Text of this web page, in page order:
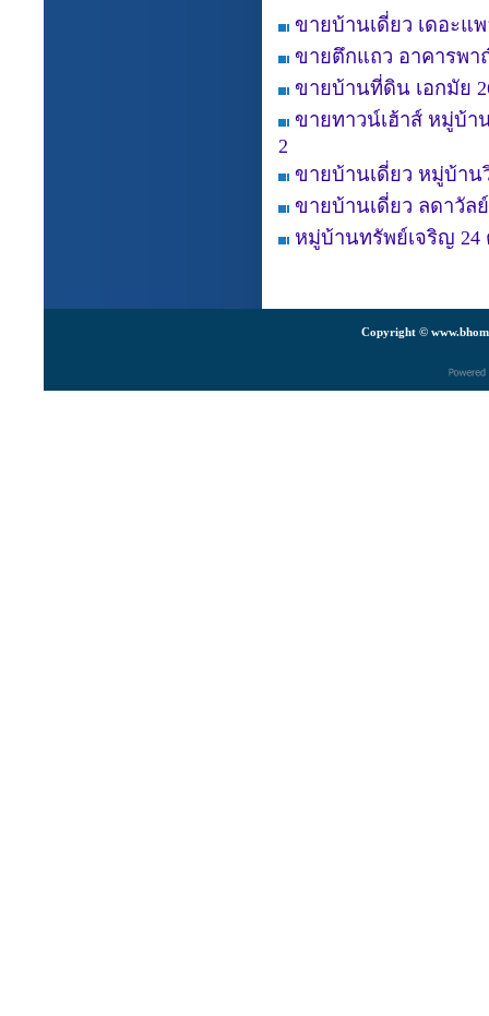
ขายบ้านเดี่ยว เดอะแ
ขายตึกแถว อาคารพ
ขายบ้านที่ดิน เอกมัย
ขายทาวน์เฮ้าส์ หมู่บ้า
2
ขายบ้านเดี่ยว หมู่บ้าน
ขายบ้านเดี่ยว ลดาวัล
หมู่บ้านทรัพย์เจริญ
Copyright ©